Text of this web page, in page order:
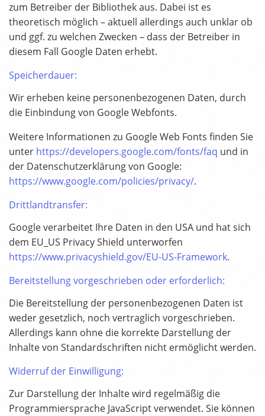
zum Betreiber der Bibliothek aus. Dabei ist es
theoretisch möglich – aktuell allerdings auch unklar ob
und ggf. zu welchen Zwecken – dass der Betreiber in
diesem Fall Google Daten erhebt.
Speicherdauer:
Wir erheben keine personenbezogenen Daten, durch
die Einbindung von Google Webfonts.
Weitere Informationen zu Google Web Fonts finden Sie
unter https://developers.google.com/fonts/faq und in
der Datenschutzerklärung von Google:
https://www.google.com/policies/privacy/.
Drittlandtransfer:
Google verarbeitet Ihre Daten in den USA und hat sich
dem EU_US Privacy Shield unterworfen
https://www.privacyshield.gov/EU-US-Framework.
Bereitstellung vorgeschrieben oder erforderlich:
Die Bereitstellung der personenbezogenen Daten ist
weder gesetzlich, noch vertraglich vorgeschrieben.
Allerdings kann ohne die korrekte Darstellung der
Inhalte von Standardschriften nicht ermöglicht werden.
Widerruf der Einwilligung:
Zur Darstellung der Inhalte wird regelmäßig die
Programmiersprache JavaScript verwendet. Sie können